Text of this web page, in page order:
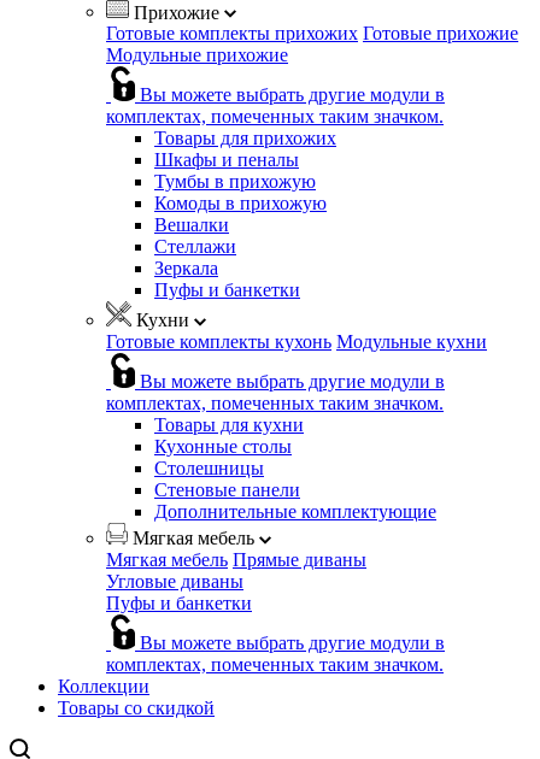
Прихожие
Готовые комплекты прихожих Готовые прихожие
Модульные прихожие
Вы можете выбрать другие модули в
комплектах, помеченных таким значком.
Товары для прихожих
Шкафы и пеналы
Тумбы в прихожую
Комоды в прихожую
Вешалки
Стеллажи
Зеркала
Пуфы и банкетки
Кухни
Готовые комплекты кухонь Модульные кухни
Вы можете выбрать другие модули в
комплектах, помеченных таким значком.
Товары для кухни
Кухонные столы
Столешницы
Стеновые панели
Дополнительные комплектующие
Мягкая мебель
Мягкая мебель Прямые диваны
Угловые диваны
Пуфы и банкетки
Вы можете выбрать другие модули в
комплектах, помеченных таким значком.
Коллекции
Товары со скидкой